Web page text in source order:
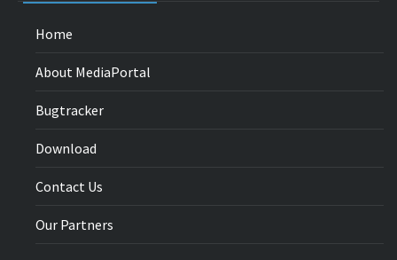
Home
About MediaPortal
Bugtracker
Download
Contact Us
Our Partners